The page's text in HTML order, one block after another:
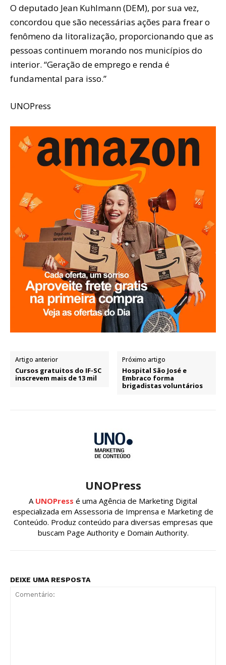
O deputado Jean Kuhlmann (DEM), por sua vez,
concordou que são necessárias ações para frear o
fenômeno da litoralização, proporcionando que as
pessoas continuem morando nos municípios do
interior. “Geração de emprego e renda é
fundamental para isso.”
UNOPress
Artigo anterior
Cursos gratuitos do IF-SC
inscrevem mais de 13 mil
Próximo artigo
Hospital São José e
Embraco forma
brigadistas voluntários
UNOPress
A UNOPress é uma Agência de Marketing Digital
especializada em Assessoria de Imprensa e Marketing de
Conteúdo. Produz conteúdo para diversas empresas que
buscam Page Authority e Domain Authority.
DEIXE UMA RESPOSTA